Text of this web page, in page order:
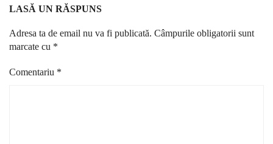
LASĂ UN RĂSPUNS
Adresa ta de email nu va fi publicată. Câmpurile obligatorii sunt
marcate cu *
Comentariu *